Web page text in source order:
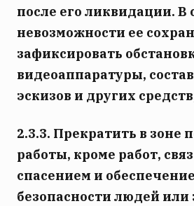
после его ликвидации. В
невозможности ее
зафиксировать
видеоаппаратуры,
эскизов и других
2.3.3. Прекратить в зоне
работы, кроме работ,
спасением и
безопасности людей